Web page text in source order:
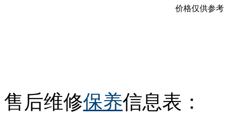
价格仅供参考
售后维修保养信息表：